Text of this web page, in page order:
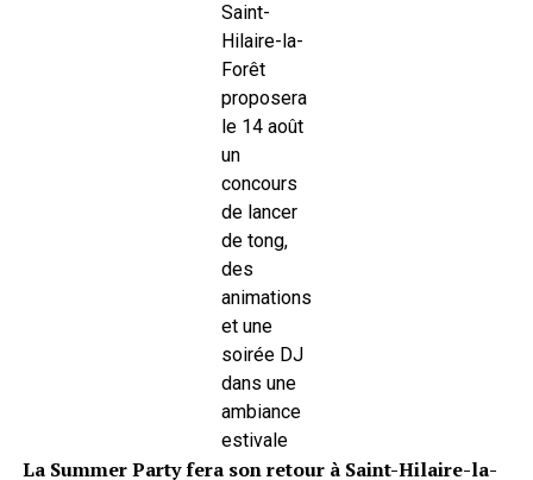
Saint-
Hilaire-la-
Forêt
proposera
le 14 août
un
concours
de lancer
de tong,
des
animations
et une
soirée DJ
dans une
ambiance
estivale
La Summer Party fera son retour à Saint-Hilaire-la-